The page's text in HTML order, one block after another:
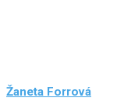
Žaneta Forrová